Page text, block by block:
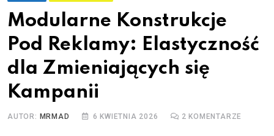
Modularne Konstrukcje
Pod Reklamy: Elastyczność
dla Zmieniających się
Kampanii
AUTOR: MRMAD 6 KWIETNIA 2026 2 KOMENTARZE